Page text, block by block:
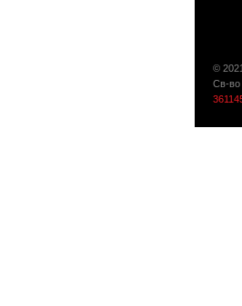
©
Св-во